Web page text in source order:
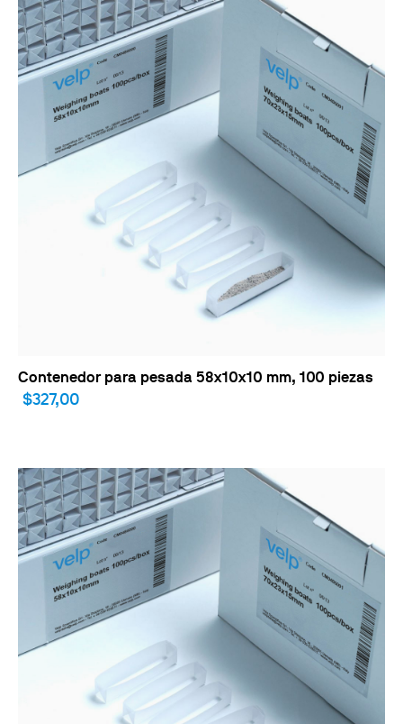
Contenedor para pesada 58x10x10 mm, 100 piezas
$327,00